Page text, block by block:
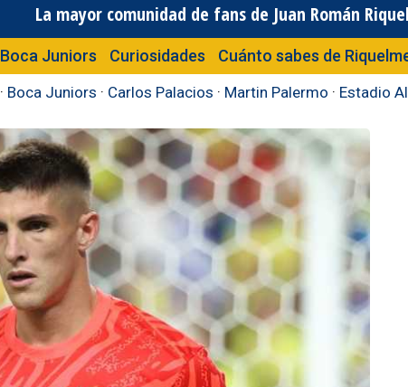
La mayor comunidad de fans de Juan Román
Boca Juniors Curiosidades Cuánto sabes de
· Boca Juniors · Carlos Palacios · Martin Palermo · Estadio